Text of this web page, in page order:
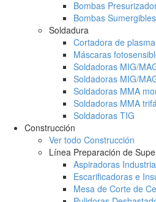
Bombas
Bombas Sumergibles
Soldadura
Cortadora de plasma
Máscaras
Soldadoras MIG/
Soldadoras MIG/
Soldadoras MMA
Soldadoras MMA
Soldadoras TIG
Construcción
Ver todo Construcción
Línea Preparación de
Aspiradoras
Escarificadoras e
Mesa de Corte de